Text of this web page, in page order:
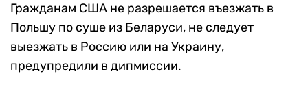
Гражданам США не разрешается въезжать в
Польшу по суше из Беларуси, не следует
выезжать в Россию или на Украину,
предупредили в дипмиссии.